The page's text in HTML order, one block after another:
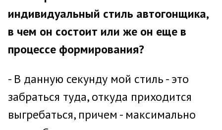
индивидуальный стиль автогонщика,
в чем он состоит или же он еще в
процессе формирования?
- В данную секунду мой стиль - это
забраться туда, откуда приходится
выгребаться, причем - максимально